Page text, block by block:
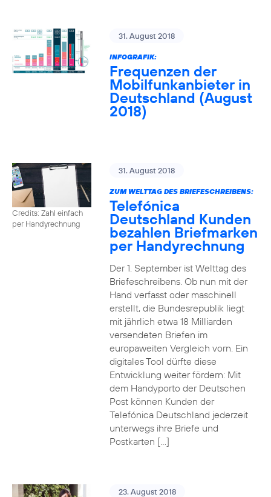
31. August 2018
INFOGRAFIK:
Frequenzen der
Mobilfunkanbieter in
Deutschland (August
2018)
Credits: Zahl einfach
per Handyrechnung
31. August 2018
ZUM WELTTAG DES BRIEFESCHREIBENS:
Telefónica
Deutschland Kunden
bezahlen Briefmarken
per Handyrechnung
Der 1. September ist Welttag des
Briefeschreibens. Ob nun mit der
Hand verfasst oder maschinell
erstellt, die Bundesrepublik liegt
mit jährlich etwa 18 Milliarden
versendeten Briefen im
europaweiten Vergleich vorn. Ein
digitales Tool dürfte diese
Entwicklung weiter fördern: Mit
dem Handyporto der Deutschen
Post können Kunden der
Telefónica Deutschland jederzeit
unterwegs ihre Briefe und
Postkarten […]
23. August 2018